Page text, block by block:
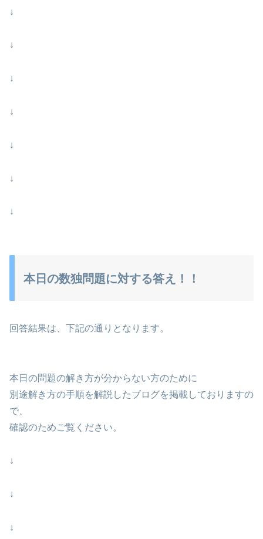
↓
↓
↓
↓
↓
↓
↓
本日の数独問題に対する答え！！
回答結果は、下記の通りとなります。
本日の問題の解き方が分からない方のために
別途解き方の手順を解説したブログを掲載しておりますの
で、
確認のためご覧ください。
↓
↓
↓